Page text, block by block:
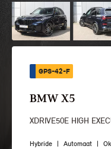
GPS-42-F
BMW X5
XDRIVE50E HIGH
Hybride | Automaat |